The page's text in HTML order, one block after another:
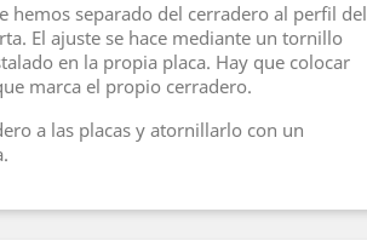
hemos separado del cerradero al perfil del
El ajuste se hace mediante un tornillo
en la propia placa. Hay que colocar
marca el propio cerradero.
a las placas y atornillarlo con un